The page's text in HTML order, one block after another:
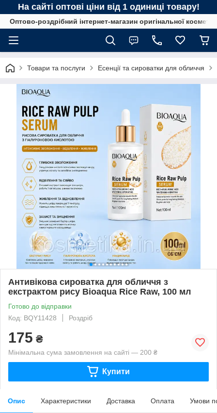
На сайті оптові ціни від 1 одиниці товару!
Оптово-роздрібний інтернет-магазин оригінальної
Товари та послуги Есенції та сироватки для обличчя
Антивікова сироватка для обличчя з
екстрактом рису Bioaqua Rice Raw, 100 мл
Готово до відправки
Код: BQY11428
Роздріб
175 ₴
Мінімальна сума замовлення на сайті — 200 ₴
Купити
Опис Характеристики Доставка Оплата Умови